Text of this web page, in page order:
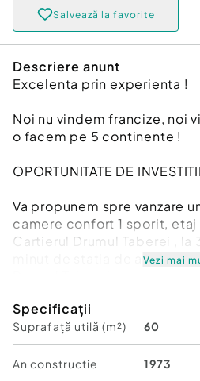
Salvează la favorite
Descriere anunt
Excelenta prin experienta !
Noi nu vindem francize, noi
o facem pe 5 continente !
OPORTUNITATE DE
Va propunem spre vanzare
camere confort 1 sporit, etaj
Cartierul Drumul Taberei , la
minut de statia de autobuz
Suprafata construita este
mp, cu toate utilitatile,
apropiere foarte multe
catre toate zonele Capitalei.
Vezi mai
Specificații
Suprafață utilă (m²) 60
An constructie 1973